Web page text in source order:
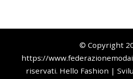
© Copyright
https://
riservati. Hello Fashion |